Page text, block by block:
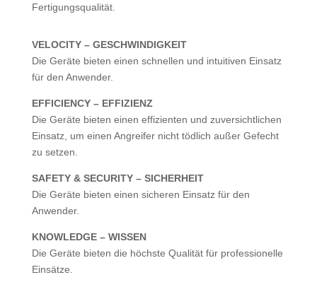
Fertigungsqualität.
VELOCITY – GESCHWINDIGKEIT
Die Geräte bieten einen schnellen und intuitiven Einsatz
für den Anwender.
EFFICIENCY – EFFIZIENZ
Die Geräte bieten einen effizienten und zuversichtlichen
Einsatz, um einen Angreifer nicht tödlich außer Gefecht
zu setzen.
SAFETY & SECURITY – SICHERHEIT
Die Geräte bieten einen sicheren Einsatz für den
Anwender.
KNOWLEDGE – WISSEN
Die Geräte bieten die höchste Qualität für professionelle
Einsätze.